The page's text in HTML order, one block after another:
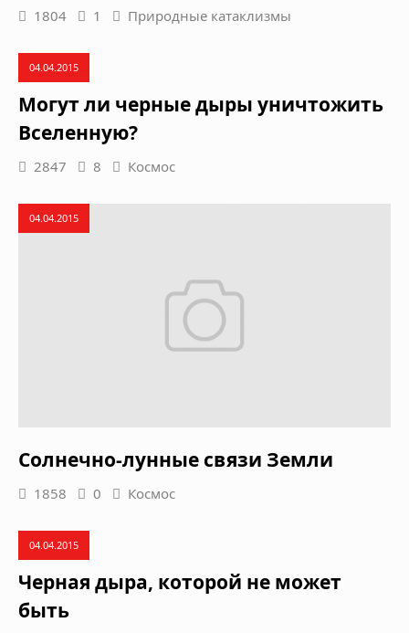
1804 1 Природные катаклизмы
04.04.2015
Могут ли черные дыры уничтожить
Вселенную?
2847 8 Космос
04.04.2015
Солнечно-лунные связи Земли
1858 0 Космос
04.04.2015
Черная дыра, которой не может
быть